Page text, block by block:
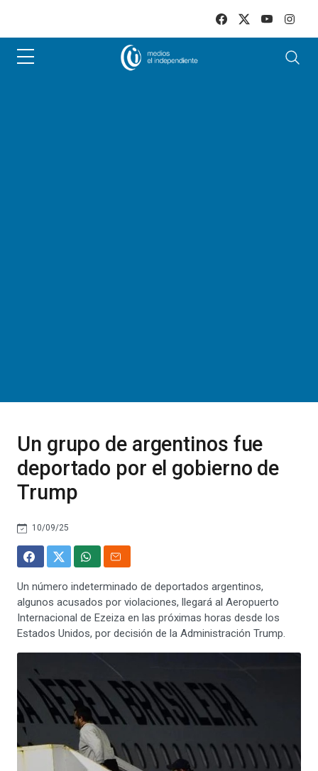
Un grupo de argentinos fue
deportado por el gobierno de
Trump
10/09/25
Un número indeterminado de deportados argentinos,
algunos acusados por violaciones, llegará al Aeropuerto
Internacional de Ezeiza en las próximas horas desde los
Estados Unidos, por decisión de la Administración Trump.